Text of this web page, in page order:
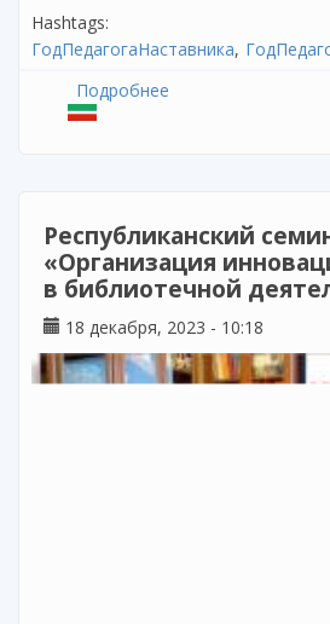
Hashtags:
ГодПедагогаНаставника
Подробнее
Республиканский
«Организация
в библиотечной
18 декабря, 2023 - 10:18